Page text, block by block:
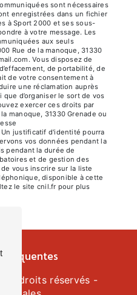
sont nécessaires
enregistrées dans un fichier
à Sport 2000 et ses sous-
à votre message. Les
aux seuls
Rue de la manoque, 31330
Vous disposez de
de portabilité, de
de votre consentement à
une réclamation auprès
d’organiser le sort de vos
exercer ces droits par
manoque, 31330 Grenade ou
justificatif d'identité pourra
vos données pendant la
pendant la durée de
et de gestion des
vous inscrire sur la liste
disponible à cette
le site cnil.fr pour plus
fréquentes
droits réservés -